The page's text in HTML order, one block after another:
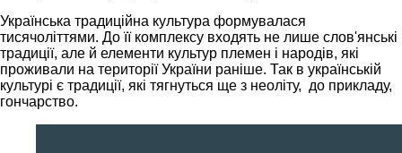
Українська традиційна культура формувалася
тисячоліттями. До її комплексу входять не лише слов'янські
традиції, але й елементи культур племен і народів, які
проживали на території України раніше. Так в українській
культурі є традиції, які тягнуться ще з неоліту, до прикладу,
гончарство.